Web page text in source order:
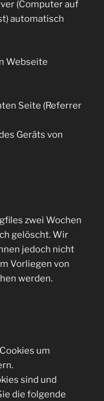
(Computer auf
automatisch
Webseite
Seite (Referrer
Geräts von
zwei Wochen
gelöscht. Wir
jedoch nicht
Vorliegen von
werden.
um
sind und
die folgende